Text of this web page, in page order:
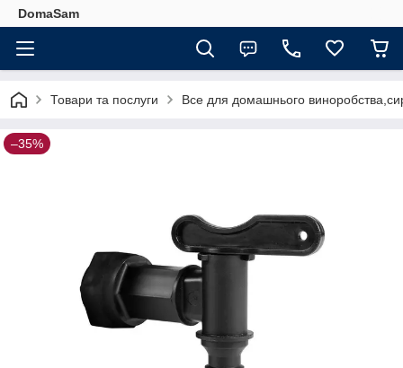
DomaSam
Товари та послуги Все для домашнього
–35%